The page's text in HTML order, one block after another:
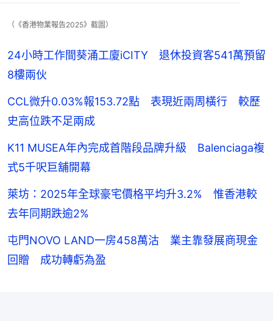
（《香港物業報告2025》截圖）
24小時工作間葵涌工廈iCITY 退休投資客541萬預留
8樓兩伙
CCL微升0.03%報153.72點 表現近兩周橫行 較歷
史高位跌不足兩成
K11 MUSEA年內完成首階段品牌升級 Balenciaga複
式5千呎巨舖開幕
萊坊：2025年全球豪宅價格平均升3.2% 惟香港較
去年同期跌逾2%
屯門NOVO LAND一房458萬沽 業主靠發展商現金
回贈 成功轉虧為盈